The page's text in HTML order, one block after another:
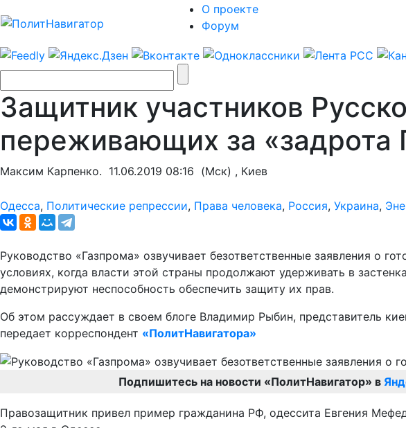
О проекте
Форум
Защитник участников
переживающих за «задрота
Максим Карпенко. 11.06.2019 08:16 (Мск) , Киев
Одесса, Политические репрессии, Права человека, Россия, Украина,
Руководство «Газпрома» озвучивает безответственные заявления о
условиях, когда власти этой страны продолжают удерживать в
демонстрируют неспособность обеспечить защиту их прав.
Об этом рассуждает в своем блоге Владимир Рыбин, представитель
передает корреспондент «ПолитНавигатора»
Подпишитесь на новости «ПолитНавигатор» в
Правозащитник привел пример гражданина РФ, одессита Евгения